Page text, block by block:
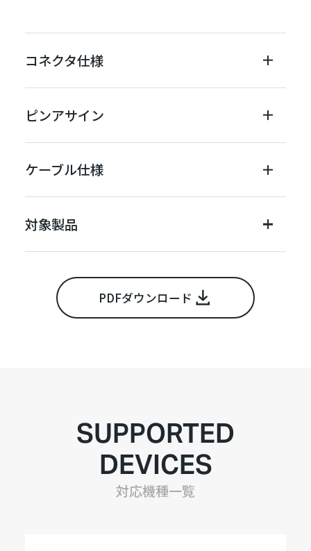
コネクタ仕様
ピンアサイン
ケーブル仕様
対象製品
PDFダウンロード
SUPPORTED
DEVICES
対応機種一覧